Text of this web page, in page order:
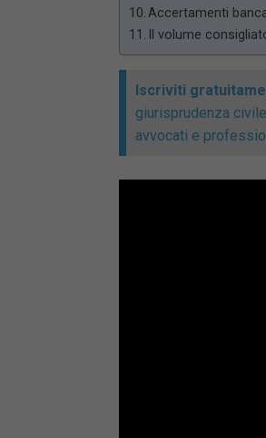
Accertamenti
Il volume
Iscriviti
giurisprudenza
avvocati e